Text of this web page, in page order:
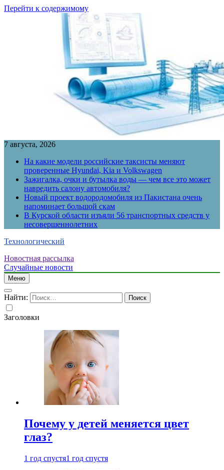
Перейти к содержимому
7 августа, 2026
На какие модели российские таксисты меняют
проверенные Hyundai, Kia и Volkswagen
Зажигалка, очки и бутылка воды — чем все это может
навредить салону автомобиля?
Новый проект водородомобиля из Пакистана очень
напоминает большой скам
В Курской области изъяли 56 транспортных средств у
несовершеннолетних
Технологический
Новостная рассылка
Случайные новости
Меню
Найти:
Заголовки
Почему у детей меняется цвет
глаз?
1 год спустя1 год спустя